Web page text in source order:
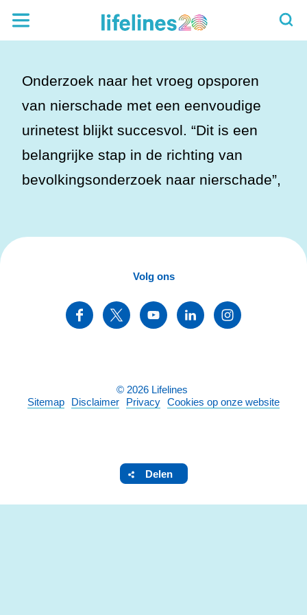
Onderzoek naar het vroeg opsporen
van nierschade met een eenvoudige
urinetest blijkt succesvol. “Dit is een
belangrijke stap in de richting van
bevolkingsonderzoek naar nierschade”,
Volg ons
© 2026 Lifelines
Sitemap
Disclaimer Privacy Cookies op onze website
Delen
DELEN